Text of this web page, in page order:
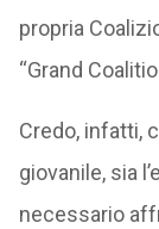
propria
“Grand
Credo, infatti,
giovanile, sia
necessario